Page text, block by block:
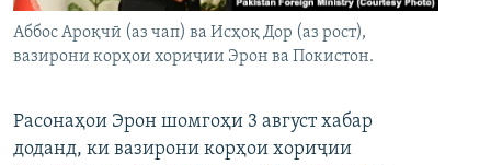
Аббос Ароқчӣ (аз чап) ва Исҳоқ Дор (аз рост),
вазирони корҳои хориҷии Эрон ва Покистон.
Расонаҳои Эрон шомгоҳи 3 август хабар
доданд, ки вазирони корҳои хориҷии